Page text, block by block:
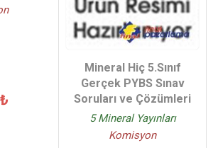
Mineral Hiç 5.Sınıf
Gerçek PYBS Sınav
Soruları ve Çözümleri
5 Mineral Yayınları
Komisyon